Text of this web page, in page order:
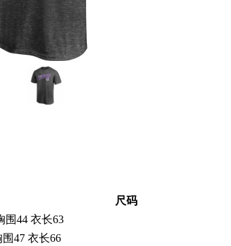
尺码
围44 衣长63
围47 衣长66